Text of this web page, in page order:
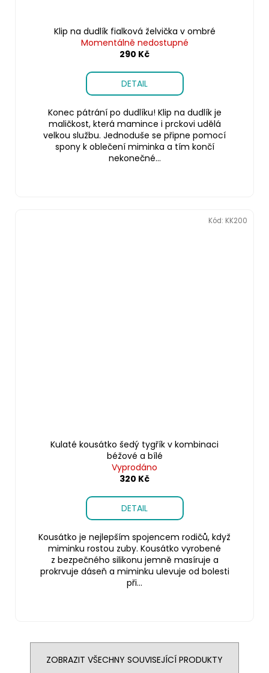
Klip na dudlík fialková želvička v ombré
Momentálně nedostupné
290 Kč
DETAIL
Konec pátrání po dudlíku! Klip na dudlík je
maličkost, která mamince i prckovi udělá
velkou službu. Jednoduše se připne pomocí
spony k oblečení miminka a tím končí
nekonečné...
Kulaté kousátko šedý tygřík v kombinaci
béžové a bílé
Vyprodáno
320 Kč
DETAIL
Kousátko je nejlepším spojencem rodičů, když
miminku rostou zuby. Kousátko vyrobené
z bezpečného silikonu jemně masíruje a
prokrvuje dáseň a miminku ulevuje od bolesti
při...
Kód: KK200
ZOBRAZIT VŠECHNY SOUVISEJÍCÍ PRODUKTY